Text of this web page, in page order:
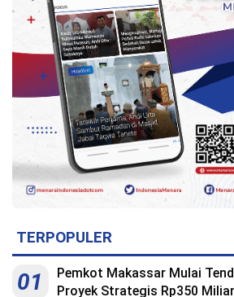
Copyright
2026
Menara
Indonesia
.
Right
Reserve
TERPOPULER
01
Pemkot Makassar Mulai
Proyek Strategis Rp350